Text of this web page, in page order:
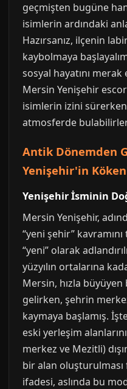
geçmişten bugüne
isimlerin ardındaki
Hazırsanız, ilçenin
kaybolmaya
sosyal hayatını
Mersin Yenişehir
isimlerin izini
atmosferde
Antik Dönemden
Yenişehir'in
Yenişehir İsminin
Mersin Yenişehir,
“yeni şehir”
“yeni” olarak
yüzyılın ortalarına
Mersin, hızla
gelirken, şehrin
kaymaya başlamış.
eski yerleşim
merkez ve Mezitli)
bir alan
ifadesi, aslında bu